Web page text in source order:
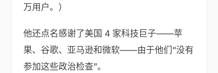
万用户。）
他还点名感谢了美国 4 家科技巨子——苹
果、谷歌、亚马逊和微软——由于他们“没有
参加这些政治检查”。